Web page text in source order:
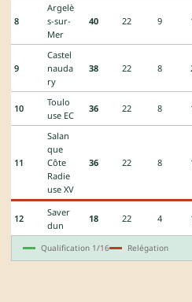
8
Argelè
s-sur-
Mer
40 22 9
9
Castel
nauda
ry
38 22 8
10
Toulo
use EC
36 22 8
11
Salan
que
Côte
Radie
use XV
36 22 8
12
Saver
dun
18 22 4
Qualification 1/16 Relégation